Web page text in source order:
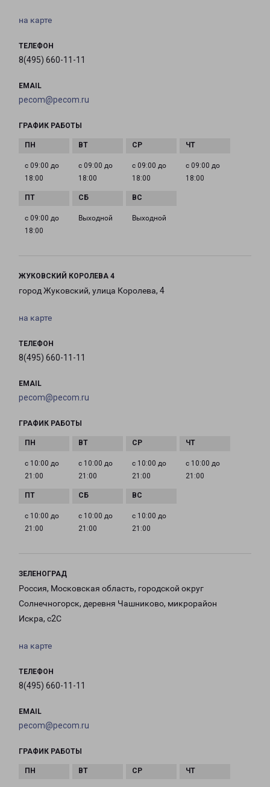
на карте
ТЕЛЕФОН
8(495) 660-11-11
EMAIL
pecom@pecom.ru
ГРАФИК РАБОТЫ
с 09:00 до
18:00
с 09:00 до
18:00
с 09:00 до
18:00
с 09:00 до
18:00
с 09:00 до
18:00
Выходной Выходной
ЖУКОВСКИЙ КОРОЛЕВА 4
город Жуковский, улица Королева, 4
на карте
ТЕЛЕФОН
8(495) 660-11-11
EMAIL
pecom@pecom.ru
ГРАФИК РАБОТЫ
с 10:00 до
21:00
с 10:00 до
21:00
с 10:00 до
21:00
с 10:00 до
21:00
с 10:00 до
21:00
с 10:00 до
21:00
с 10:00 до
21:00
ЗЕЛЕНОГРАД
Россия, Московская область, городской округ
Солнечногорск, деревня Чашниково, микрорайон
Искра, с2С
на карте
ТЕЛЕФОН
8(495) 660-11-11
EMAIL
pecom@pecom.ru
ГРАФИК РАБОТЫ